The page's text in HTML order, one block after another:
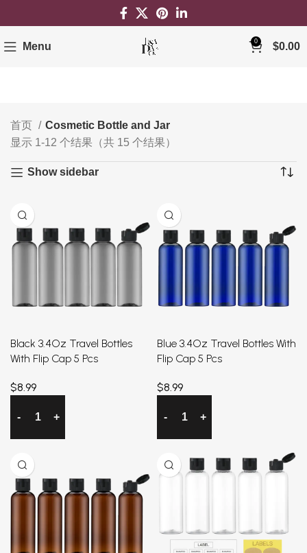
Menu 0 $0.00
首页
Cosmetic Bottle and Jar
显示 1-12 个结果（共 15 个结果）
Show sidebar
Black 3.4Oz Travel Bottles
With Flip Cap 5 Pcs
$8.99
Blue 3.4Oz Travel Bottles With
Flip Cap 5 Pcs
$8.99